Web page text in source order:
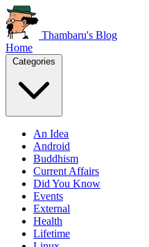
Thambaru's Blog
Home
An Idea
Android
Buddhism
Current Affairs
Did You Know
Events
External
Health
Lifetime